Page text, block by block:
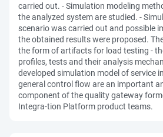
carried out. - Simulation modeling
the analyzed system are studied. -
scenario was carried out and possible
the obtained results were proposed.
the form of artifacts for load testing -
profiles, tests and their analysis
developed simulation model of service
general control flow are an important
component of the quality gateway
Integra-tion Platform product teams.